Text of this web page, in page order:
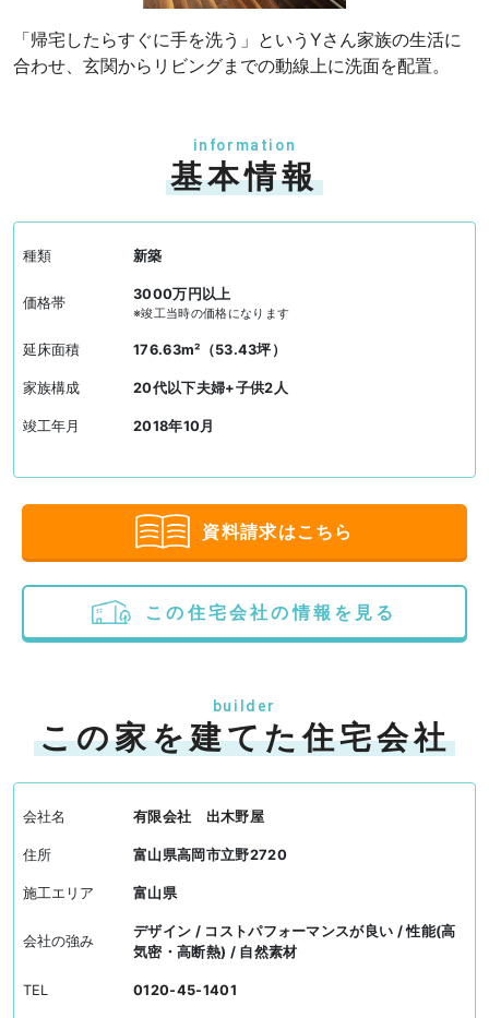
「帰宅したらすぐに手を洗う」というYさん家族の生活に
合わせ、玄関からリビングまでの動線上に洗面を配置。
information
基本情報
種類 新築
価格帯
3000万円以上
※竣工当時の価格になります
延床面積 176.63m²（53.43坪）
家族構成 20代以下夫婦+子供2人
竣工年月 2018年10月
資料請求はこちら
この住宅会社の情報を見る
builder
この家を建てた住宅会社
会社名 有限会社 出木野屋
住所 富山県高岡市立野2720
施工エリア 富山県
会社の強み
デザイン / コストパフォーマンスが良い / 性能(高
気密・高断熱) / 自然素材
TEL 0120-45-1401